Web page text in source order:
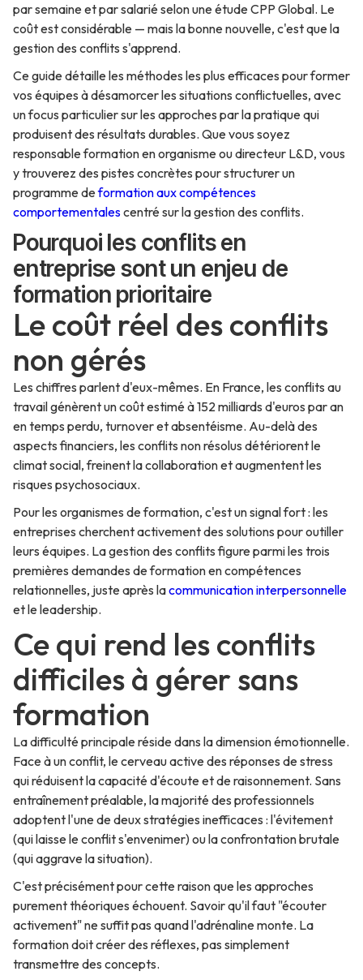
par semaine et par salarié selon une étude CPP Global. Le
coût est considérable — mais la bonne nouvelle, c'est que la
gestion des conflits s'apprend.
Ce guide détaille les méthodes les plus efficaces pour former
vos équipes à désamorcer les situations conflictuelles, avec
un focus particulier sur les approches par la pratique qui
produisent des résultats durables. Que vous soyez
responsable formation en organisme ou directeur L&D, vous
y trouverez des pistes concrètes pour structurer un
programme deformation aux compétences
comportementalescentré sur la gestion des conflits.
Pourquoi les conflits en
entreprise sont un enjeu de
formation prioritaire
Le coût réel des conflits
non gérés
Les chiffres parlent d'eux-mêmes. En France, les conflits au
travail génèrent un coût estimé à 152 milliards d'euros par an
en temps perdu, turnover et absentéisme. Au-delà des
aspects financiers, les conflits non résolus détériorent le
climat social, freinent la collaboration et augmentent les
risques psychosociaux.
Pour les organismes de formation, c'est un signal fort : les
entreprises cherchent activement des solutions pour outiller
leurs équipes. La gestion des conflits figure parmi les trois
premières demandes de formation en compétences
relationnelles, juste après lacommunication interpersonnelle
et le leadership.
Ce qui rend les conflits
difficiles à gérer sans
formation
La difficulté principale réside dans la dimension émotionnelle.
Face à un conflit, le cerveau active des réponses de stress
qui réduisent la capacité d'écoute et de raisonnement. Sans
entraînement préalable, la majorité des professionnels
adoptent l'une de deux stratégies inefficaces : l'évitement
(qui laisse le conflit s'envenimer) ou la confrontation brutale
(qui aggrave la situation).
C'est précisément pour cette raison que les approches
purement théoriques échouent. Savoir qu'il faut "écouter
activement" ne suffit pas quand l'adrénaline monte. La
formation doit créer des réflexes, pas simplement
transmettre des concepts.